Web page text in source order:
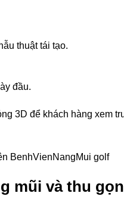
thuật tái tạo.
đầu.
3D để khách hàng xem
mũi và thu